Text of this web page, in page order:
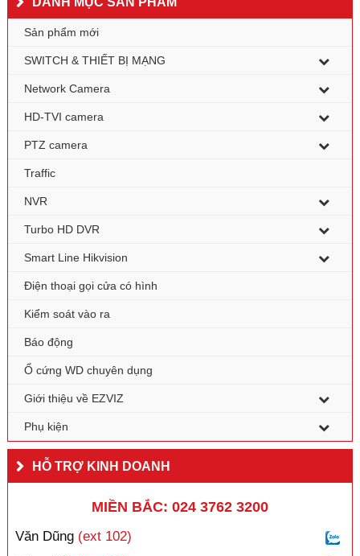
Sản phẩm mới
SWITCH & THIẾT BỊ MẠNG
Network Camera
HD-TVI camera
PTZ camera
Traffic
NVR
Turbo HD DVR
Smart Line Hikvision
Điện thoại gọi cửa có hình
Kiểm soát vào ra
Báo động
Ổ cứng WD chuyên dụng
Giới thiệu về EZVIZ
Phụ kiện
HỖ TRỢ KINH DOANH
MIỀN BẮC: 024 3762 3200
Văn Dũng (ext 102)